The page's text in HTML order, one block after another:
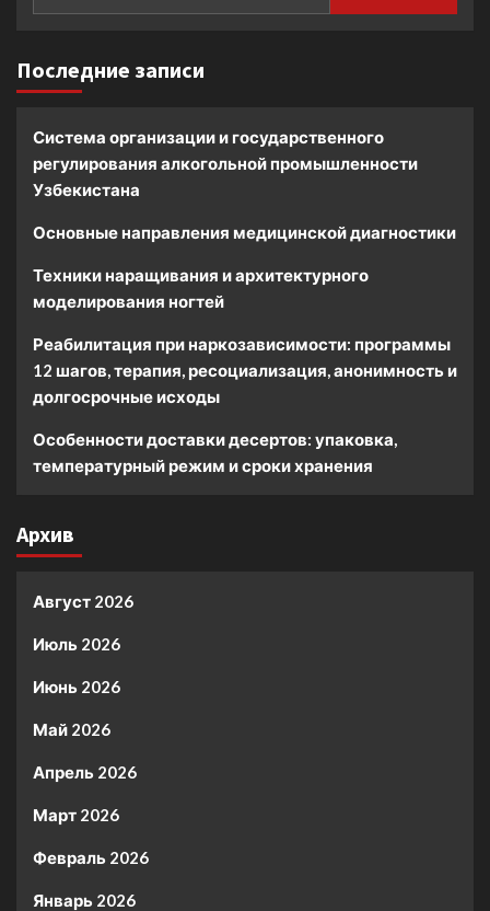
Последние записи
Система организации и государственного
регулирования алкогольной промышленности
Узбекистана
Основные направления медицинской диагностики
Техники наращивания и архитектурного
моделирования ногтей
Реабилитация при наркозависимости: программы
12 шагов, терапия, ресоциализация, анонимность и
долгосрочные исходы
Особенности доставки десертов: упаковка,
температурный режим и сроки хранения
Архив
Август 2026
Июль 2026
Июнь 2026
Май 2026
Апрель 2026
Март 2026
Февраль 2026
Январь 2026